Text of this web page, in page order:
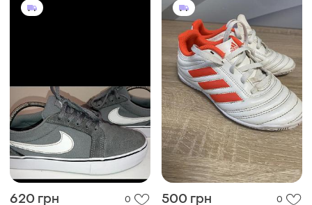
620 грн 0 500 грн 0